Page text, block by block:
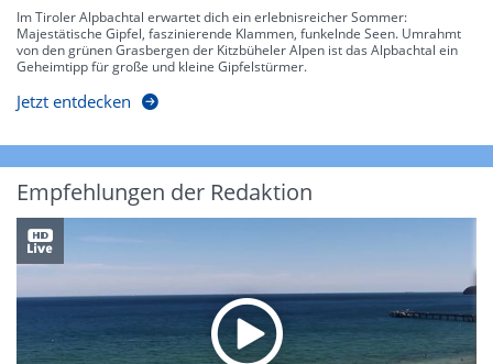
Im Tiroler Alpbachtal erwartet dich ein erlebnisreicher Sommer:
Majestätische Gipfel, faszinierende Klammen, funkelnde Seen. Umrahmt
von den grünen Grasbergen der Kitzbüheler Alpen ist das Alpbachtal ein
Geheimtipp für große und kleine Gipfelstürmer.
Jetzt entdecken
Empfehlungen der Redaktion